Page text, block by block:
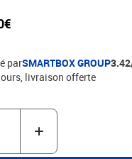
de près, explorez Ellis
passez la soirée à Times
les rues animées de
Grimpez à l’observatoire
jour, visitez le Mémorial
vous à South Street
à l’américaine comme
ou Central Park par
Qu’attendez-vous
parSMARTBOX GROUP
livraison offerte